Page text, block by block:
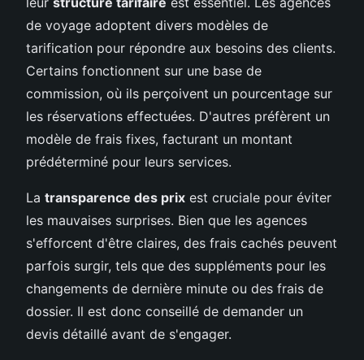
de voyage adoptent divers modèles de
tarification pour répondre aux besoins des clients.
Certains fonctionnent sur une base de
commission, où ils perçoivent un pourcentage sur
les réservations effectuées. D'autres préfèrent un
modèle de frais fixes, facturant un montant
prédéterminé pour leurs services.
La transparence des prix est cruciale pour éviter
les mauvaises surprises. Bien que les agences
s'efforcent d'être claires, des frais cachés peuvent
parfois surgir, tels que des suppléments pour les
changements de dernière minute ou des frais de
dossier. Il est donc conseillé de demander un
devis détaillé avant de s'engager.